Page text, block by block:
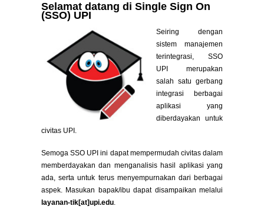
Selamat datang di Single Sign On
(SSO) UPI
Seiring dengan
sistem manajemen
terintegrasi, SSO
UPI merupakan
salah satu gerbang
integrasi berbagai
aplikasi yang
diberdayakan untuk
civitas UPI.
Semoga SSO UPI ini dapat mempermudah civitas dalam
memberdayakan dan menganalisis hasil aplikasi yang
ada, serta untuk terus menyempurnakan dari berbagai
aspek. Masukan bapak/ibu dapat disampaikan melalui
layanan-tik[at]upi.edu.